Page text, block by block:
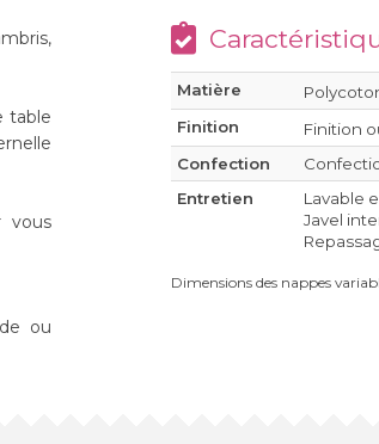
table
vous
ou
Matière
Finition
Finition
Confection
Entretien
Lavable
Javel
Dimensions des nappes